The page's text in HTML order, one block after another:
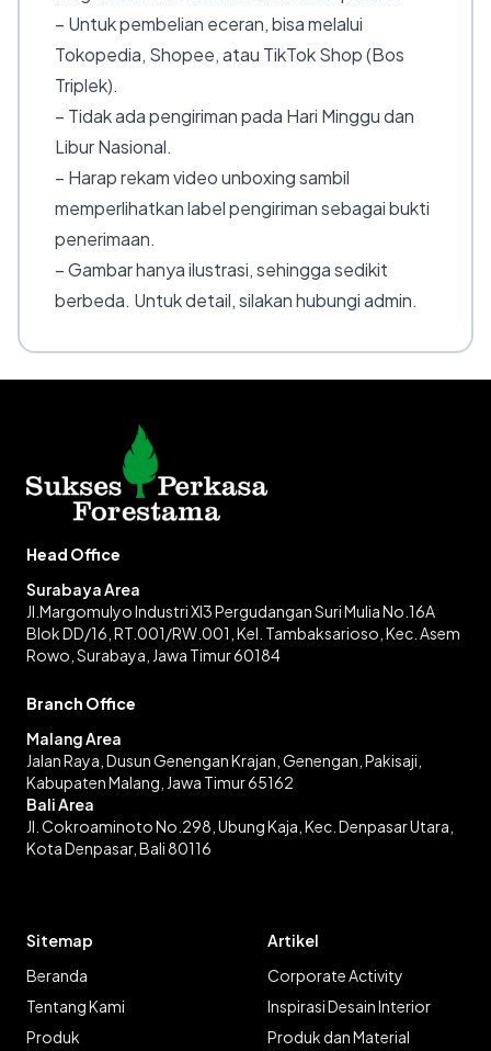
– Untuk pembelian eceran, bisa melalui
Tokopedia, Shopee, atau TikTok Shop (Bos
Triplek).
– Tidak ada pengiriman pada Hari Minggu dan
Libur Nasional.
– Harap rekam video unboxing sambil
memperlihatkan label pengiriman sebagai bukti
penerimaan.
– Gambar hanya ilustrasi, sehingga sedikit
berbeda. Untuk detail, silakan hubungi admin.
Head Office
Surabaya Area
Jl.Margomulyo Industri XI3 Pergudangan Suri Mulia No.16A
Blok DD/16, RT.001/RW.001, Kel. Tambaksarioso, Kec. Asem
Rowo, Surabaya, Jawa Timur 60184
Branch Office
Malang Area
Jalan Raya, Dusun Genengan Krajan, Genengan, Pakisaji,
Kabupaten Malang, Jawa Timur 65162
Bali Area
Jl. Cokroaminoto No.298, Ubung Kaja, Kec. Denpasar Utara,
Kota Denpasar, Bali 80116
Sitemap
Beranda
Tentang Kami
Produk
Artikel
Corporate Activity
Inspirasi Desain Interior
Produk dan Material